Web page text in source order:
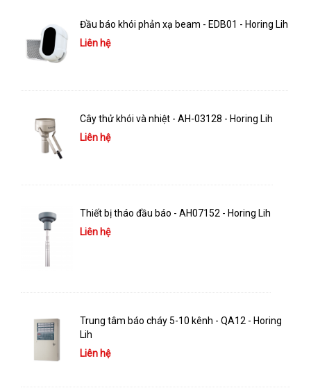
Đầu báo khói phản xạ beam - EDB01 - Horing Lih
Liên hệ
Cây thử khói và nhiệt - AH-03128 - Horing Lih
Liên hệ
Thiết bị tháo đầu báo - AH07152 - Horing Lih
Liên hệ
Trung tâm báo cháy 5-10 kênh - QA12 - Horing
Lih
Liên hệ